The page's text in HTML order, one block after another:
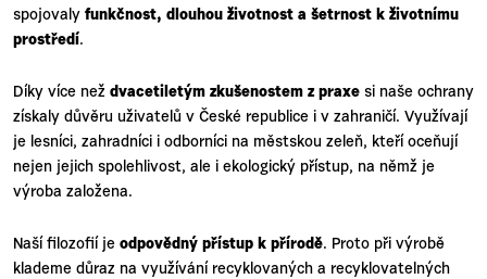
spojovaly funkčnost, dlouhou životnost a šetrnost k životnímu
prostředí.
Díky více než dvacetiletým zkušenostem z praxe si naše ochrany
získaly důvěru uživatelů v České republice i v zahraničí. Využívají
je lesníci, zahradníci i odborníci na městskou zeleň, kteří oceňují
nejen jejich spolehlivost, ale i ekologický přístup, na němž je
výroba založena.
Naší filozofií je odpovědný přístup k přírodě. Proto při výrobě
klademe důraz na využívání recyklovaných a recyklovatelných